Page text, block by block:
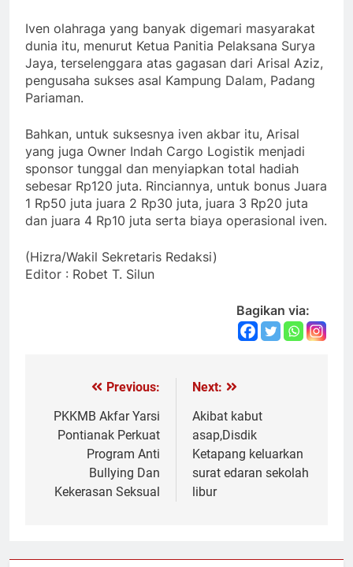
Iven olahraga yang banyak digemari masyarakat
dunia itu, menurut Ketua Panitia Pelaksana Surya
Jaya, terselenggara atas gagasan dari Arisal Aziz,
pengusaha sukses asal Kampung Dalam, Padang
Pariaman.
Bahkan, untuk suksesnya iven akbar itu, Arisal
yang juga Owner Indah Cargo Logistik menjadi
sponsor tunggal dan menyiapkan total hadiah
sebesar Rp120 juta. Rinciannya, untuk bonus Juara
1 Rp50 juta juara 2 Rp30 juta, juara 3 Rp20 juta
dan juara 4 Rp10 juta serta biaya operasional iven.
(Hizra/Wakil Sekretaris Redaksi)
Editor : Robet T. Silun
Bagikan via:
Navigasi
pos
Previous:
PKKMB Akfar Yarsi
Pontianak Perkuat
Program Anti
Bullying Dan
Kekerasan Seksual
Next:
Akibat kabut
asap,Disdik
Ketapang keluarkan
surat edaran sekolah
libur